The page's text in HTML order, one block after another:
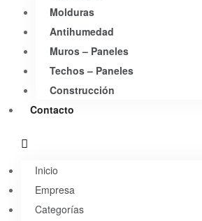
Molduras
Antihumedad
Muros – Paneles
Techos – Paneles
Construcción
Contacto
Inicio
Empresa
Categorías